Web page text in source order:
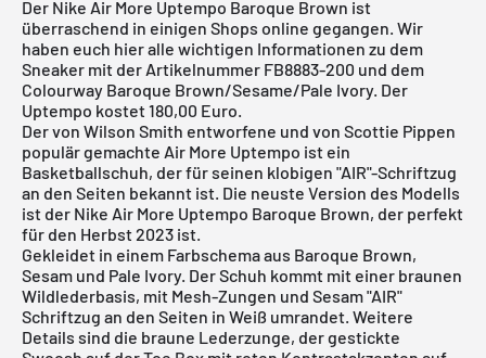
Der Nike Air More Uptempo Baroque Brown ist
überraschend in einigen Shops online gegangen. Wir
haben euch hier alle wichtigen Informationen zu dem
Sneaker mit der Artikelnummer FB8883-200 und dem
Colourway Baroque Brown/Sesame/Pale Ivory. Der
Uptempo kostet 180,00 Euro.
Der von Wilson Smith entworfene und von Scottie Pippen
populär gemachte Air More Uptempo ist ein
Basketballschuh, der für seinen klobigen "AIR"-Schriftzug
an den Seiten bekannt ist. Die neuste Version des Modells
ist der Nike Air More Uptempo Baroque Brown, der perfekt
für den Herbst 2023 ist.
Gekleidet in einem Farbschema aus Baroque Brown,
Sesam und Pale Ivory. Der Schuh kommt mit einer braunen
Wildlederbasis, mit Mesh-Zungen und Sesam "AIR"
Schriftzug an den Seiten in Weiß umrandet. Weitere
Details sind die braune Lederzunge, der gestickte